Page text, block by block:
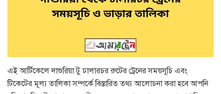
এই আর্টিকেলে দাশুরিয়া টু ঢালারচর রুটের ট্রেনের সময়সূচি এবং
টিকেটের মূল্য তালিকা সম্পর্কে বিস্তারিত তথ্য আলোচনা করা হবে আপনি